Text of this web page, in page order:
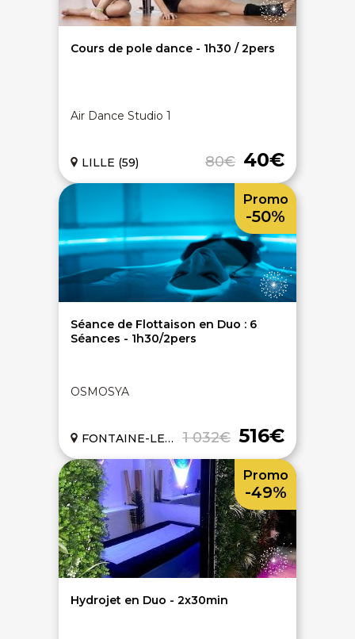
Cours de pole dance - 1h30 / 2pers
Air Dance Studio 1
80€ 40€
LILLE (59)
Séance de Flottaison en Duo : 6
Séances - 1h30/2pers
OSMOSYA
1 032€ 516€
FONTAINE-LES-DIJON (21)
Promo
-50%
Hydrojet en Duo - 2x30min
Promo
-49%